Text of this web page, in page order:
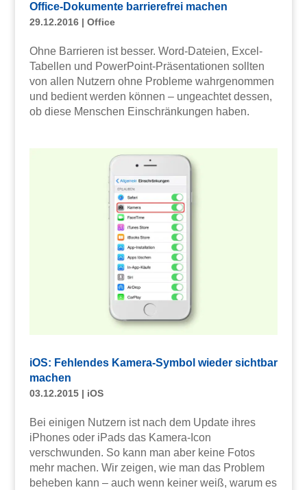
Office-Dokumente barrierefrei machen
29.12.2016| Office
Ohne Barrieren ist besser. Word-Dateien, Excel-
Tabellen und PowerPoint-Präsentationen sollten
von allen Nutzern ohne Probleme wahrgenommen
und bedient werden können – ungeachtet dessen,
ob diese Menschen Einschränkungen haben.
iOS: Fehlendes Kamera-Symbol wieder sichtbar
machen
03.12.2015| iOS
Bei einigen Nutzern ist nach dem Update ihres
iPhones oder iPads das Kamera-Icon
verschwunden. So kann man aber keine Fotos
mehr machen. Wir zeigen, wie man das Problem
beheben kann – auch wenn keiner weiß, warum es